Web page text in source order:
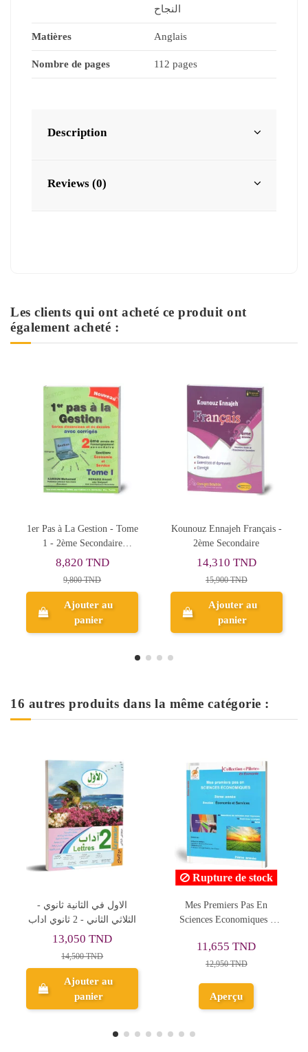
النجاح
Matières Anglais
Nombre de pages 112 pages
Description
Reviews (0)
Les clients qui ont acheté ce produit ont
également acheté :
Ennajeh Français -
2ème Secondaire
14,310 TND
Ajouter au
panier
XY2 Plus - 2ème
Secondaire Economie
9,000 TND
Ajouter au
panier
Al
16 autres produits dans la même catégorie :
Mes Premiers Pas En
Sciences Economiques -
Secondaire Economie
11,655 TND
Aperçu
Collection Pilote Tome 1 -
Physique&Chimie - 2ème
Ajouter au
panier